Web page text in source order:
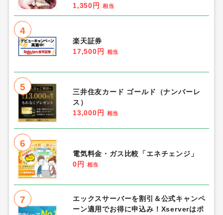
1,350円
相当
4
楽天証券
17,500円
相当
5
三井住友カード ゴールド（ナンバーレ
ス）
13,000円
相当
6
電気料金・ガス比較「エネチェンジ」
0円
相当
7
エックスサーバーを割引＆公式キャンペ
ーン適用でお得に申込み！Xserverはポ